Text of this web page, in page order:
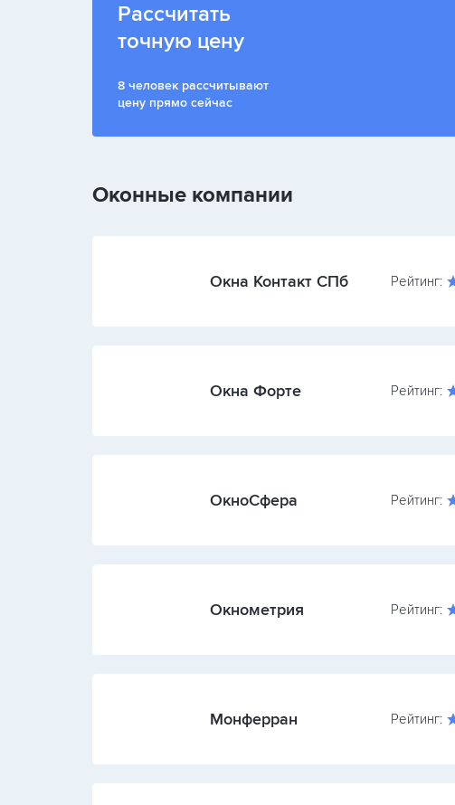
Рассчитать
точную цену
8 человек рассчитывают
цену прямо сейчас
Оконные компании
Окна Контакт СПб Рейтинг:
Окна Форте Рейтинг:
ОкноСфера Рейтинг:
Окнометрия Рейтинг:
Монферран Рейтинг: